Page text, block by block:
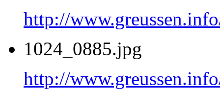
http://
1024_0885.jpg
http://